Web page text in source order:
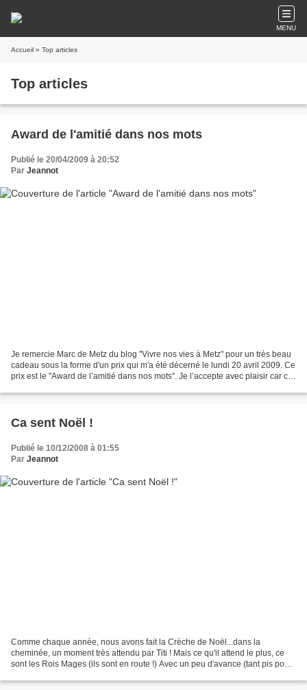
MENU
Accueil » Top articles
Top articles
Award de l'amitié dans nos mots
Publié le 20/04/2009 à 20:52
Par Jeannot
Je remercie Marc de Metz du blog "Vivre nos vies à Metz" pour un très beau
cadeau sous la forme d'un prix qui m'a été décerné le lundi 20 avril 2009. Ce
prix est le "Award de l’amitié dans nos mots". Je l’accepte avec plaisir car ce
Ca sent Noël !
Publié le 10/12/2008 à 01:55
Par Jeannot
Comme chaque année, nous avons fait la Crèche de Noël...dans la
cheminée, un moment très attendu par Titi ! Mais ce qu'il attend le plus, ce
sont les Rois Mages (ils sont en route !) Avec un peu d'avance (tant pis pour